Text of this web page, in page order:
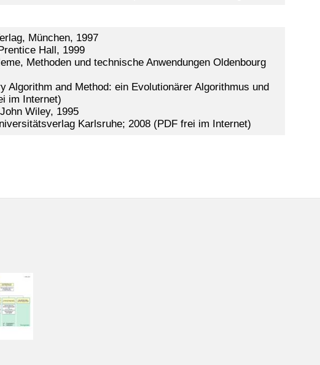
München, 1997
Hall, 1999
Methoden und technische Anwendungen Oldenbourg
and Method: ein Evolutionärer Algorithmus und
im Internet)
Wiley, 1995
Karlsruhe; 2008 (PDF frei im Internet)